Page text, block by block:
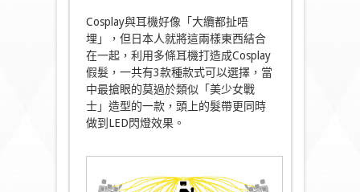
Cosplay與耳機好像「大纜都扯唔
埋」，但日本人就將這兩樣東西結合
在一起，利用多條耳機打造成Cosplay
假髮，一共有3款種款式可以選擇，當
中最搶眼的莫過於類似「美少女戰
士」造型的一款，頭上的髮帶更同時
做到LED閃燈效果。